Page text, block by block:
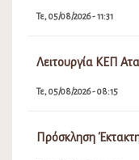
Τε, 05/08/2026 - 11:31
Λειτουργία ΚΕΠ
Τε, 05/08/2026 - 08:15
Πρόσκληση